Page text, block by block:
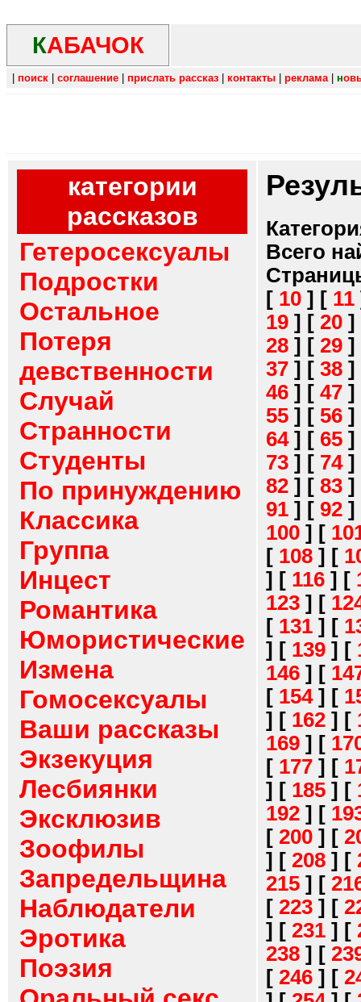
КАБАЧОК
поиск соглашение прислать рассказ контакты реклама| н
категории
рассказов
Гетеросексуалы
Подростки
Остальное
Потеря
девственности
Случай
Странности
Студенты
По принуждению
Классика
Группа
Инцест
Романтика
Юмористические
Измена
Гомосексуалы
Ваши рассказы
Экзекуция
Лесбиянки
Эксклюзив
Зоофилы
Запредельщина
Наблюдатели
Эротика
Поэзия
Всего
[ 10 ] [ 11
19 ] [ 20 ]
28 ] [ 29 ]
37 ] [ 38 ]
46 ] [ 47 ]
55 ] [ 56 ]
64] [ 65 ]
73 ] [ 74]
82 ] [ 83 ]
91 ] [ 92 ]
100 ] [
[ 108 ] [
] [ 116 ] [
123 ] [
[ 131 ] [
] [ 139 ] [
146 ] [
[ 154] [
] [ 162 ] [
169 ] [
[ 177 ] [
] [ 185 ] [
192 ] [
[ 200 ] [
] [ 208 ] [
215 ] [
[ 223 ] [
] [ 231 ] [
238 ] [
[ 246 ] [